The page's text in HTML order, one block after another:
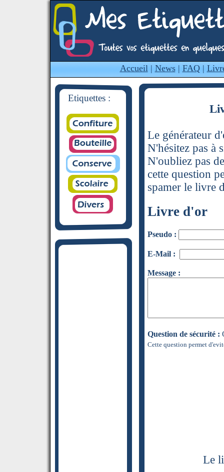
Accueil| News| FAQ|
Etiquettes :
Le générateur
N'hésitez pas à
N'oubliez pas
cette question
spamer le livre
Livre d'or
Pseudo :
E-Mail :
Message :
Question de sécurité :
Cette question permet
Le